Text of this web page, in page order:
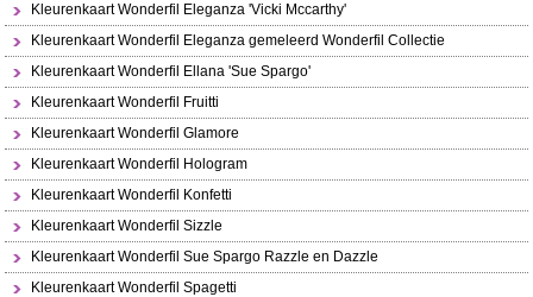
Kleurenkaart Wonderfil Eleganza 'Vicki Mccarthy'
Kleurenkaart Wonderfil Eleganza gemeleerd Wonderfil Collectie
Kleurenkaart Wonderfil Ellana 'Sue Spargo'
Kleurenkaart Wonderfil Fruitti
Kleurenkaart Wonderfil Glamore
Kleurenkaart Wonderfil Hologram
Kleurenkaart Wonderfil Konfetti
Kleurenkaart Wonderfil Sizzle
Kleurenkaart Wonderfil Sue Spargo Razzle en Dazzle
Kleurenkaart Wonderfil Spagetti